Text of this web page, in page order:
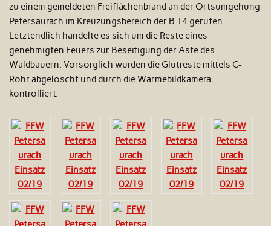
zu einem gemeldeten Freiflächenbrand an der Ortsumgehung
Petersaurach im Kreuzungsbereich der B 14 gerufen.
Letztendlich handelte es sich um die Reste eines
genehmigten Feuers zur Beseitigung der Äste des
Waldbauern. Vorsorglich wurden die Glutreste mittels C-
Rohr abgelöscht und durch die Wärmebildkamera
kontrolliert.